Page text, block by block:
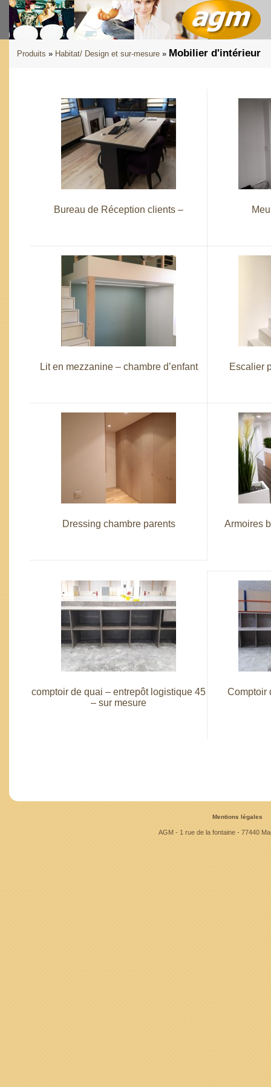
Produits » Habitat/ Design et sur-mesure » Mobilier d'intérieur
Bureau de Réception clients –
Lit en mezzanine – chambre d’enfant Escalier
Dressing chambre parents Armoires
comptoir de quai – entrepôt logistique 45
– sur mesure
Comptoir
Mentions légales
AGM - 1 rue de la fontaine - 77440